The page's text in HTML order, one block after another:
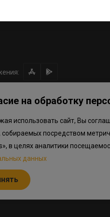
направлении средств
в Окле
характер, не является
ознакомительный
на обработку
использовать сайт, Вы
собираемых посредством
в целях аналитики
данных